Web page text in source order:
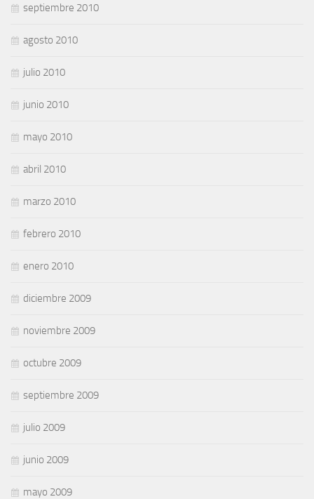
septiembre 2010
agosto 2010
julio 2010
junio 2010
mayo 2010
abril 2010
marzo 2010
febrero 2010
enero 2010
diciembre 2009
noviembre 2009
octubre 2009
septiembre 2009
julio 2009
junio 2009
mayo 2009